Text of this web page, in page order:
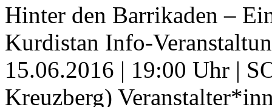
Hinter den Barrikaden –
Kurdistan Info-
15.06.2016 | 19:00 Uhr |
Kreuzberg)